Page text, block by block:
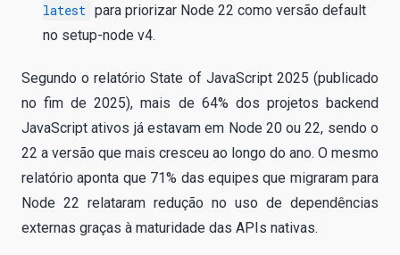
latest para priorizar Node 22 como versão default
no setup-node v4.
Segundo o relatório State of JavaScript 2025 (publicado
no fim de 2025), mais de 64% dos projetos backend
JavaScript ativos já estavam em Node 20 ou 22, sendo o
22 a versão que mais cresceu ao longo do ano. O mesmo
relatório aponta que 71% das equipes que migraram para
Node 22 relataram redução no uso de dependências
externas graças à maturidade das APIs nativas.